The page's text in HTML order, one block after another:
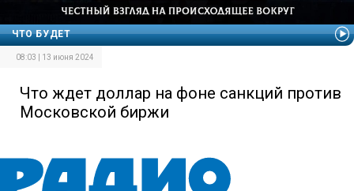
ЧТО БУДЕТ
08:03 | 13 июня 2024
Что ждет доллар на фоне санкций против
Московской биржи